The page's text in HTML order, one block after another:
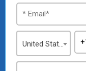
United States